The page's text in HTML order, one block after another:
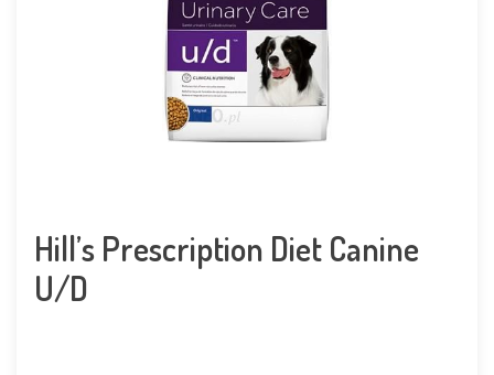
Hill’s Prescription Diet Canine
U/D